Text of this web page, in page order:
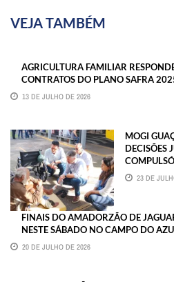
VEJA TAMBÉM
AGRICULTURA FAMILIAR
CONTRATOS DO PLANO SAFRA
13 DE JULHO DE 2026
MOGI
DECISÕES
23 DE
FINAIS DO AMADORZÃO DE
NESTE SÁBADO NO CAMPO DO
20 DE JULHO DE 2026